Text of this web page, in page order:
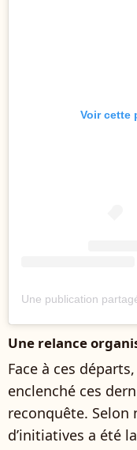
Voir cette
Une relance
Face à ces
enclenché ces
reconquête. Selon
d’initiatives a été